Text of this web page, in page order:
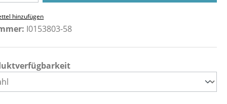
hinzufügen
I0153803-58